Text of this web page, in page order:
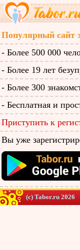
Популярный сайт
- Более 500 000
- Более 19 лет
- Более 300
- Бесплатная и
Приступить к
Вы уже
(c) Tabor.ru 2026